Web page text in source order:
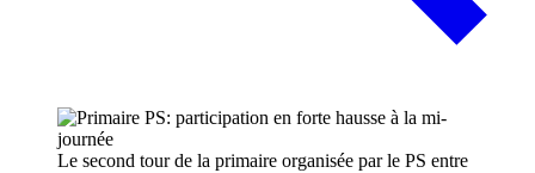
Le second tour de la primaire organisée par le PS entre